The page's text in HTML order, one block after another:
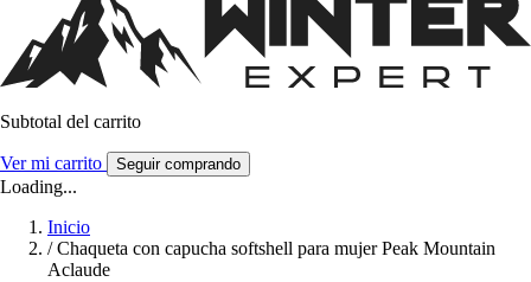
Subtotal del carrito
Ver mi carrito Seguir comprando
Loading...
Inicio
/ Chaqueta con capucha softshell para mujer Peak Mountain
Aclaude